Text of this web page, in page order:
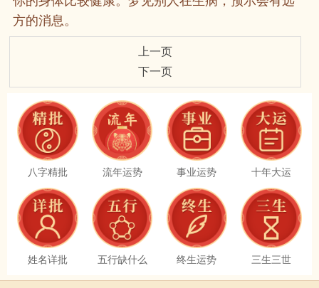
方的消息。
上一页
下一页
八字精批 流年运势 事业运势 十年大运
姓名详批 五行缺什么 终生运势 三生三世